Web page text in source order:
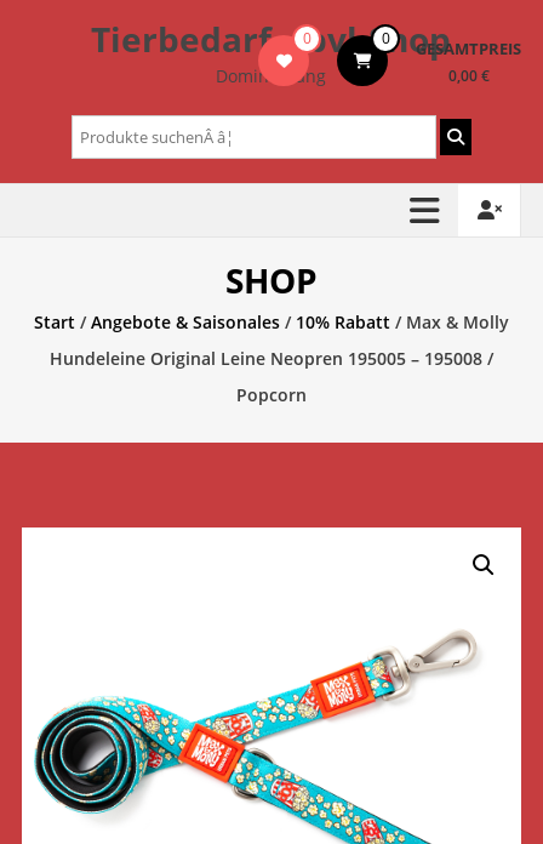
Tierbedarf – bvl-Shop
Dominik Lang
0 0 GESAMTPREIS
0,00 €
Suchen
nach:
SHOP
Start/Angebote & Saisonales/ 10% Rabatt/ Max & Molly
Hundeleine Original Leine Neopren 195005 – 195008 /
Popcorn